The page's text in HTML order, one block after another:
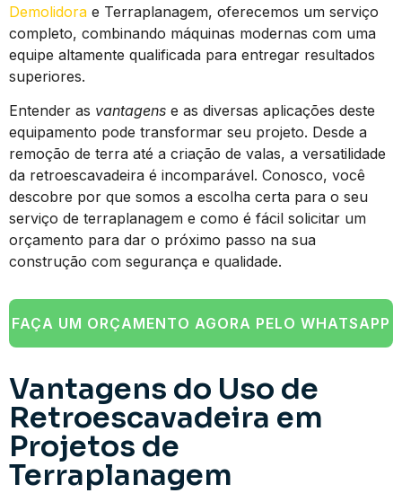
Demolidora e Terraplanagem, oferecemos um serviço
completo, combinando máquinas modernas com uma
equipe altamente qualificada para entregar resultados
superiores.
Entender as vantagens e as diversas aplicações deste
equipamento pode transformar seu projeto. Desde a
remoção de terra até a criação de valas, a versatilidade
da retroescavadeira é incomparável. Conosco, você
descobre por que somos a escolha certa para o seu
serviço de terraplanagem e como é fácil solicitar um
orçamento para dar o próximo passo na sua
construção com segurança e qualidade.
FAÇA UM ORÇAMENTO AGORA PELO WHATSAPP
Vantagens do Uso de
Retroescavadeira em
Projetos de
Terraplanagem